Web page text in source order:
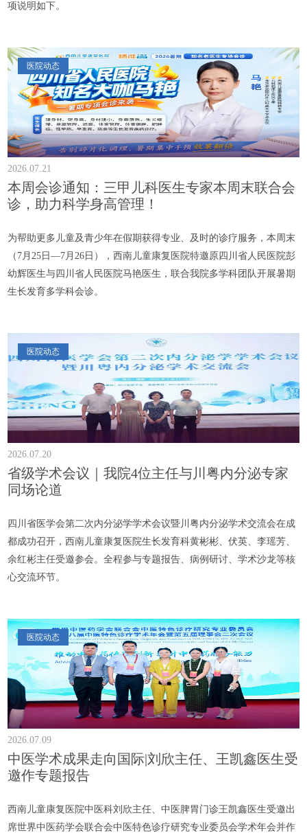
项说明如下。
医院动态
2026.07.21
本周会诊通知：三甲儿科医生专家本周末联合会
诊，助力科学身高管理！
为帮助更多儿童及青少年在假期获得专业、及时的诊疗服务，本周末
（7月25日—7月26日），西南儿童康复医院特邀原四川省人民医院彭
幼辉医生与四川省人民医院马艳医生，联合我院多学科团队开展暑期
生长发育多学科会诊。
医院动态
2026.07.20
省级学术会议｜我院4位主任与川粤内分泌专家
同场论道
四川省医学会第二次内分泌学学术会议暨川粤内分泌学术交流会在成
都成功召开，西南儿童康复医院生长发育科黄彬彬、伏英、李瑶芳、
余红彬主任受邀参会。全程参与专题报告、病例研讨、学术沙龙等核
心交流环节。
医院动态
2026.07.09
中医学术成果走向国际|刘欣主任、王凯鑫医生受
邀作专题报告
西南儿童康复医院中医科刘欣主任、中医脾胃门诊王凯鑫医生受邀出
席世界中医药学会联合会中医特色诊疗研究专业委员会学术年会并作